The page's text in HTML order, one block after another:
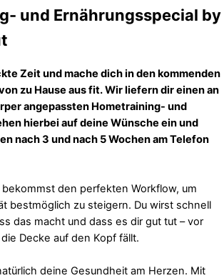
und Ernährungsspecial by
Zeit und mache dich in den kommenden
zu Hause aus fit. Wir liefern dir einen an
angepassten Hometraining- und
hierbei auf deine Wünsche ein und
nach 3 und nach 5 Wochen am Telefon
den perfekten Workflow, um
bestmöglich zu steigern. Du wirst schnell
das macht und dass es dir gut tut – vor
Decke auf den Kopf fällt.
deine Gesundheit am Herzen. Mit